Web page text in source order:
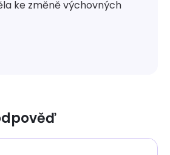
ke změně výchovných